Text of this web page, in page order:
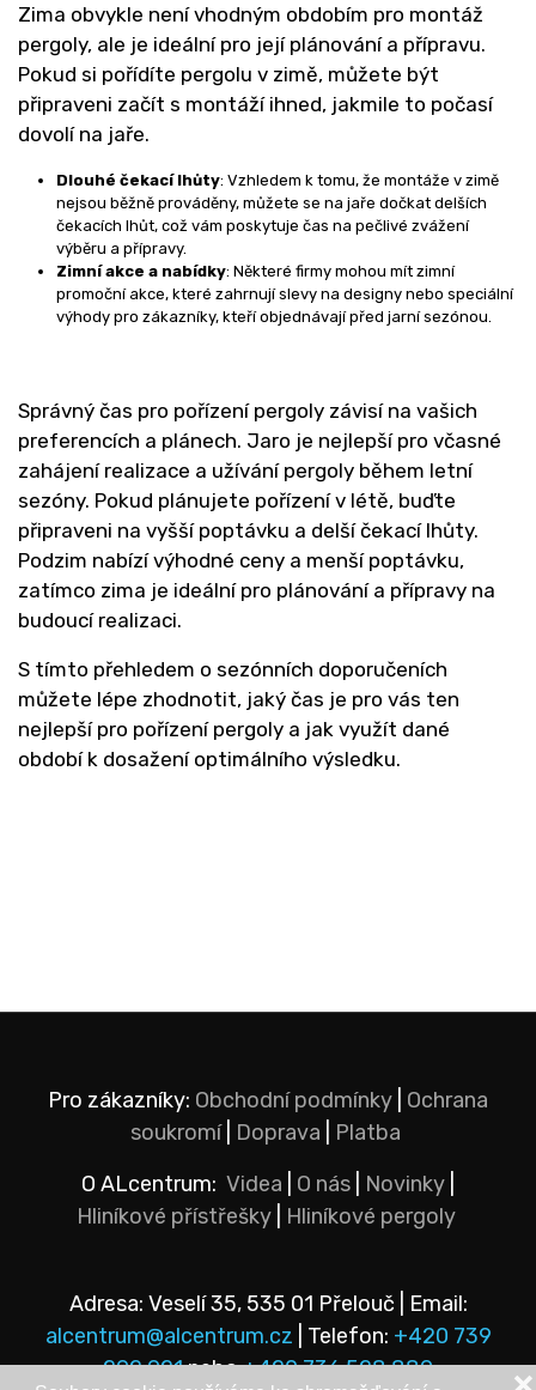
Zima obvykle není vhodným obdobím pro montáž
pergoly, ale je ideální pro její plánování a přípravu.
Pokud si pořídíte pergolu v zimě, můžete být
připraveni začít s montáží ihned, jakmile to počasí
dovolí na jaře.
Dlouhé čekací lhůty: Vzhledem k tomu, že montáže v zimě
nejsou běžně prováděny, můžete se na jaře dočkat delších
čekacích lhůt, což vám poskytuje čas na pečlivé zvážení
výběru a přípravy.
Zimní akce a nabídky: Některé firmy mohou mít zimní
promoční akce, které zahrnují slevy na designy nebo speciální
výhody pro zákazníky, kteří objednávají před jarní sezónou.
Správný čas pro pořízení pergoly závisí na vašich
preferencích a plánech. Jaro je nejlepší pro včasné
zahájení realizace a užívání pergoly během letní
sezóny. Pokud plánujete pořízení v létě, buďte
připraveni na vyšší poptávku a delší čekací lhůty.
Podzim nabízí výhodné ceny a menší poptávku,
zatímco zima je ideální pro plánování a přípravy na
budoucí realizaci.
S tímto přehledem o sezónních doporučeních
můžete lépe zhodnotit, jaký čas je pro vás ten
nejlepší pro pořízení pergoly a jak využít dané
období k dosažení optimálního výsledku.
Pro zákazníky: Obchodní podmínky Ochrana
soukromí| Doprava
Platba
O ALcentrum: Videa O nás Novinky
Hliníkové přístřešky| Hliníkové pergoly
Adresa: Veselí 35, 535 01 Přelouč | Email:
alcentrum@alcentrum.cz
| Telefon: +420 739
292 921nebo+420 736 528 889